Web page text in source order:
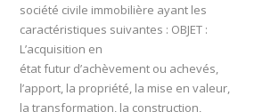
société civile immobilière ayant les
caractéristiques suivantes : OBJET :
L’acquisition en
état futur d’achèvement ou achevés,
l’apport, la propriété, la mise en valeur,
la transformation, la construction,